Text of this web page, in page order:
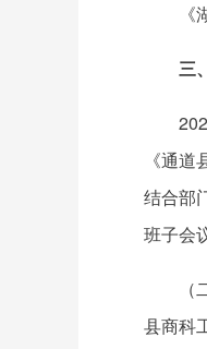
三
《通
结合部
班子会
县商科